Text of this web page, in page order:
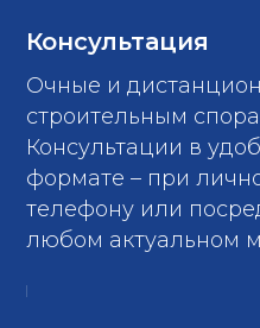
Консультация
Очные и
строительным
Консультации в
формате – при
телефону или
любом актуальном